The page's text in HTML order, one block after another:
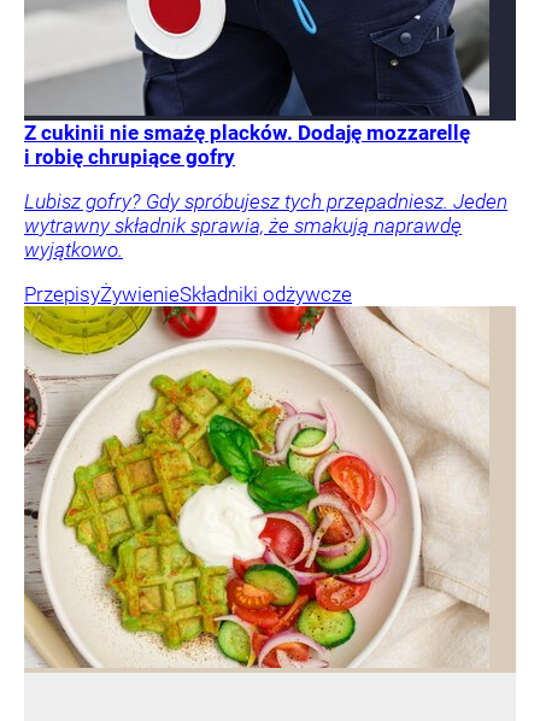
Z cukinii nie smażę placków. Dodaję mozzarellę
i robię chrupiące gofry
Lubisz gofry? Gdy spróbujesz tych przepadniesz. Jeden
wytrawny składnik sprawia, że smakują naprawdę
wyjątkowo.
PrzepisyŻywienieSkładniki odżywcze